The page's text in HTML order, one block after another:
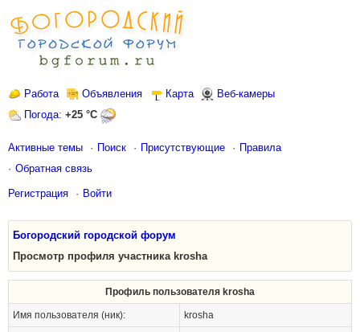
Работа Объявления Карта
Веб-камеры
Погода: +25 °C
Активные темы Поиск Присутствующие
Правила
Обратная связь
Регистрация Войти
Богородский городской форум
Просмотр профиля участника krosha
Профиль пользователя krosha
Имя пользователя (ник): krosha